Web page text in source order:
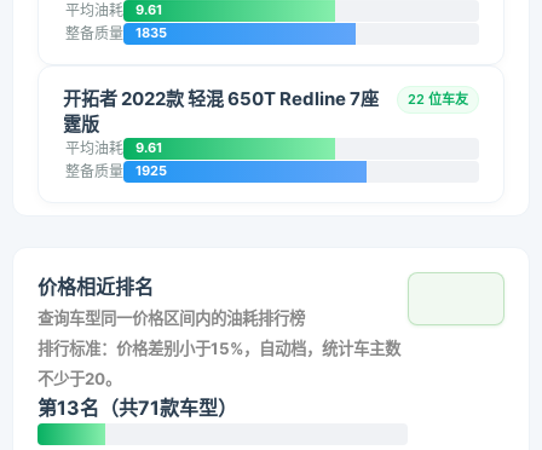
平均油耗 9.61
整备质量 1835
开拓者 2022款 轻混 650T Redline 7座
霆版
22 位车友
平均油耗 9.61
整备质量 1925
价格相近排名
查询车型同一价格区间内的油耗排行榜
排行标准：价格差别小于15%，自动档，统计车主数
不少于20。
第13名（共71款车型）